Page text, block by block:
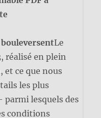
Le
réalisé en plein
et ce que nous
les plus
parmi lesquels des
conditions